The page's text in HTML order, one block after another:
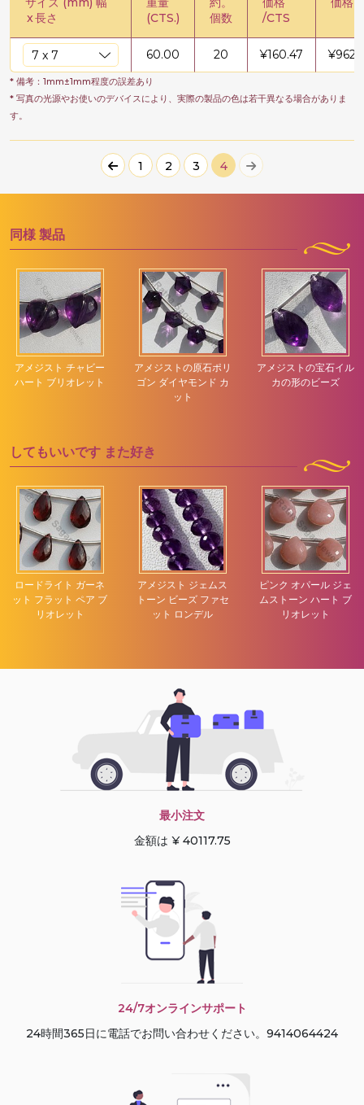
x長さ
(CTS.)
個数
/CTS
60.00 20 ¥160.47 ¥
* 備考：1mm±1mm程度の誤差あり
* 写真の光源やお使いのデバイスにより、実際の製品の色は若干異なる場合がありま
す。
1 2 3 4
同様 製品
アメジスト チャビー
ハート ブリオレット
アメジストの原石ポリ
ゴン ダイヤモンド カ
ット
アメジストの宝石イル
カの形のビーズ
してもいいです また好き
ロードライト ガーネ
ット フラット ペア ブ
リオレット
アメジスト ジェムス
トーン ビーズ ファセ
ット ロンデル
ピンク オパール ジェ
ムストーン ハート ブ
リオレット
最小注文
金額は ¥ 40117.75
24/7オンラインサポート
24時間365日に電話でお問い合わせください。9414064424